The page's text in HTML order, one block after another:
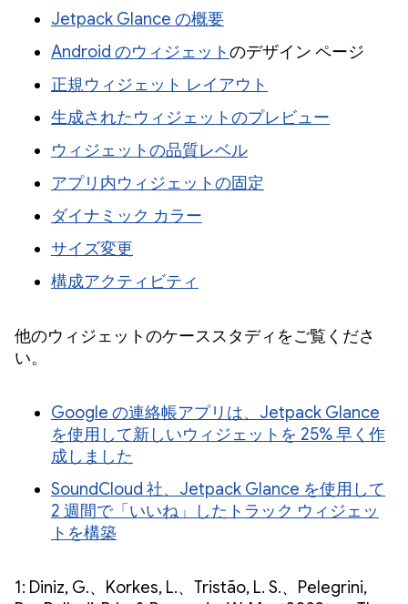
Jetpack Glance の概要
Android のウィジェットのデザイン ページ
正規ウィジェット レイアウト
生成されたウィジェットのプレビュー
ウィジェットの品質レベル
アプリ内ウィジェットの固定
ダイナミック カラー
サイズ変更
構成アクティビティ
他のウィジェットのケーススタディをご覧くださ
い。
Google の連絡帳アプリは、Jetpack Glance
を使用して新しいウィジェットを 25% 早く作
成しました
SoundCloud 社、Jetpack Glance を使用して
2 週間で「いいね」したトラック ウィジェッ
トを構築
1: Diniz, G.、Korkes, L.、Tristão, L. S.、Pelegrini,